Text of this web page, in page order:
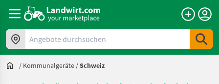
Angebote durchsuchen
/ Kommunalgeräte /Schweiz